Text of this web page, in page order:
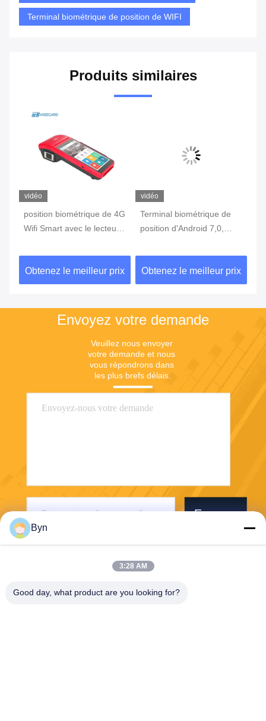
Terminal biométrique de position de WIFI
Produits similaires
vidéo
position biométrique de 4G
Wifi Smart avec le lecteur
Touch Screen
Obtenez le meilleur prix
vidéo
Terminal biométrique de
position d'Android 7,0,
position avec l'imprimante
Built In Battery
Obtenez le meilleur prix
Envoyez votre demande
Veuillez nous envoyer
votre demande et nous
vous répondrons dans
les plus brefs délais.
Envoyer
Byn
3:28 AM
Good day, what product are you looking for?